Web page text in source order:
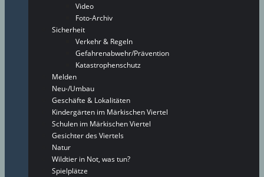
Video
Foto-Archiv
Sicherheit
Verkehr & Regeln
Gefahrenabwehr/Prävention
Katastrophenschutz
Melden
Neu-/Umbau
Geschäfte & Lokalitäten
Kindergärten im Märkischen Viertel
Schulen im Märkischen Viertel
Gesichter des Viertels
Natur
Wildtier in Not, was tun?
Spielplätze